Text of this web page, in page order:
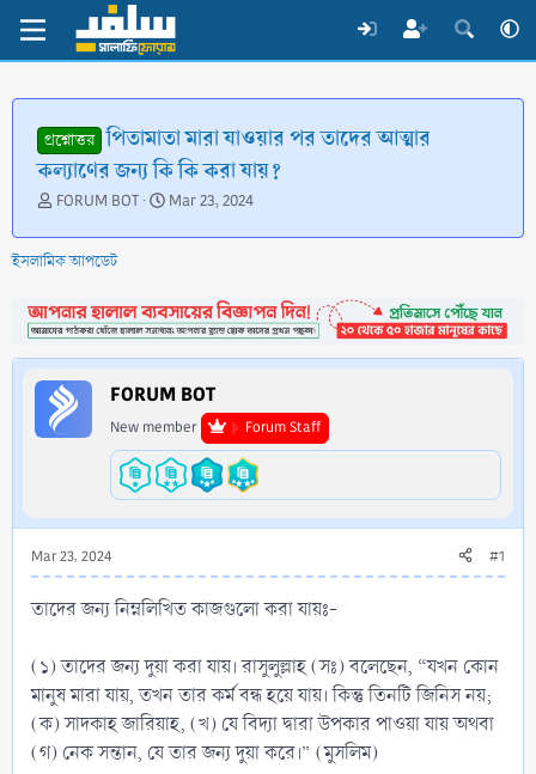
প্রশ্নোত্তর পিতামাতা মারা যাওয়ার পর তাদের আত্মার
কল্যাণের জন্য কি কি করা যায়?
T
r
e
d
s
t
a
r
t
FORUM BOT
S
a
d
a
t
e
Mar 23, 2024
ইসলামিক আপডেট
FORUM BOT
New member Forum Staff
Mar 23, 2024 #1
তাদের জন্য নিম্নলিখিত কাজগুলো করা যায়ঃ-
(১) তাদের জন্য দুয়া করা যায়। রাসুলুল্লাহ (সঃ) বলেছেন, “যখন কোন
মানুষ মারা যায়, তখন তার কর্ম বন্ধ হয়ে যায়। কিন্তু তিনটি জিনিস নয়;
(ক) সাদকাহ জারিয়াহ, (খ) যে বিদ্যা দ্বারা উপকার পাওয়া যায় অথবা
(গ) নেক সন্তান, যে তার জন্য দুয়া করে।” (মুসলিম)